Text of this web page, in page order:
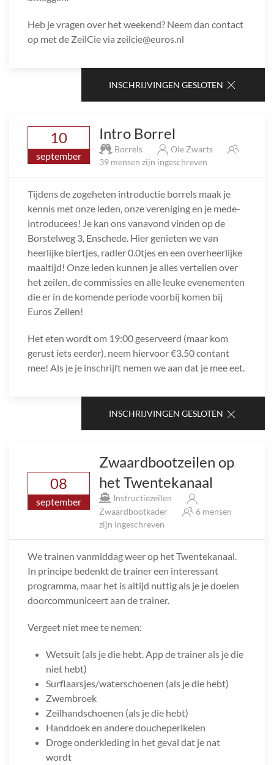
Heb je vragen over het weekend? Neem dan contact
op met de ZeilCie via zeilcie@euros.nl
INSCHRIJVINGEN GESLOTEN
10
september
Intro Borrel
Borrels
Ole Zwarts
39 mensen zijn ingeschreven
Tijdens de zogeheten introductie borrels maak je
kennis met onze leden, onze vereniging en je mede-
introducees! Je kan ons vanavond vinden op de
Borstelweg 3, Enschede. Hier genieten we van
heerlijke biertjes, radler 0.0tjes en een overheerlijke
maaltijd! Onze leden kunnen je alles vertellen over
het zeilen, de commissies en alle leuke evenementen
die er in de komende periode voorbij komen bij
Euros Zeilen!
Het eten wordt om 19:00 geserveerd (maar kom
gerust iets eerder), neem hiervoor €3.50 contant
mee! Als je je inschrijft nemen we aan dat je mee eet.
INSCHRIJVINGEN GESLOTEN
08
september
Zwaardbootzeilen op
het Twentekanaal
Instructiezeilen
Zwaardbootkader
6 mensen
zijn ingeschreven
We trainen vanmiddag weer op het Twentekanaal.
In principe bedenkt de trainer een interessant
programma, maar het is altijd nuttig als je je doelen
doorcommuniceert aan de trainer.
Vergeet niet mee te nemen:
Wetsuit (als je die hebt. App de trainer als je die
niet hebt)
Surflaarsjes/waterschoenen (als je die hebt)
Zwembroek
Zeilhandschoenen (als je die hebt)
Handdoek en andere doucheperikelen
Droge onderkleding in het geval dat je nat
wordt